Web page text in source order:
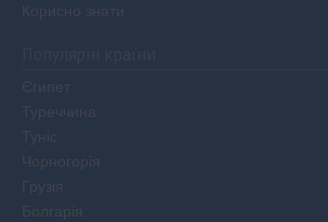
Корисно знати
Єгипет
Туреччина
Туніс
Чорногорія
Грузія
Болгарія